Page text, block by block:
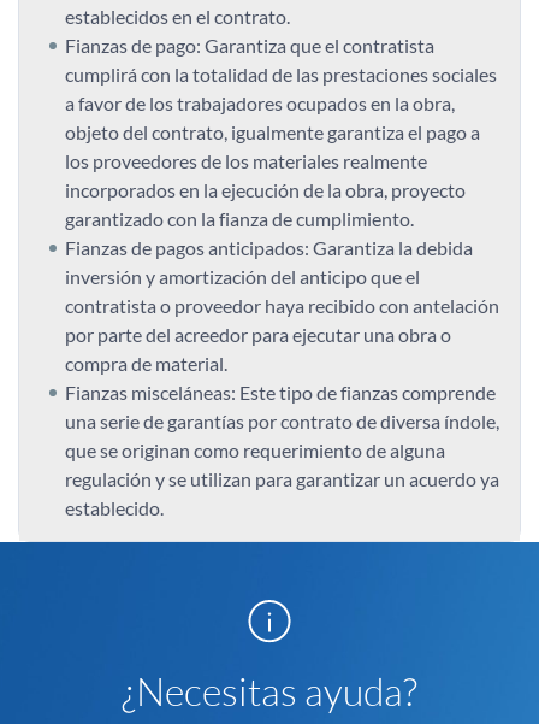
establecidos en el contrato.
Fianzas de pago: Garantiza que el contratista
cumplirá con la totalidad de las prestaciones sociales
a favor de los trabajadores ocupados en la obra,
objeto del contrato, igualmente garantiza el pago a
los proveedores de los materiales realmente
incorporados en la ejecución de la obra, proyecto
garantizado con la fianza de cumplimiento.
Fianzas de pagos anticipados: Garantiza la debida
inversión y amortización del anticipo que el
contratista o proveedor haya recibido con antelación
por parte del acreedor para ejecutar una obra o
compra de material.
Fianzas misceláneas: Este tipo de fianzas comprende
una serie de garantías por contrato de diversa índole,
que se originan como requerimiento de alguna
regulación y se utilizan para garantizar un acuerdo ya
establecido.
¿Necesitas ayuda?